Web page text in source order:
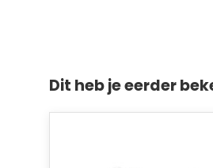
Dit heb je eerder